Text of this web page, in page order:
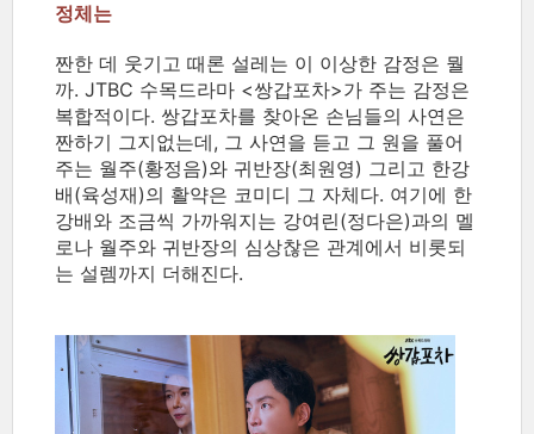
정체는
짠한 데 웃기고 때론 설레는 이 이상한 감정은 뭘
까. JTBC 수목드라마 <쌍갑포차>가 주는 감정은
복합적이다. 쌍갑포차를 찾아온 손님들의 사연은
짠하기 그지없는데, 그 사연을 듣고 그 원을 풀어
주는 월주(황정음)와 귀반장(최원영) 그리고 한강
배(육성재)의 활약은 코미디 그 자체다. 여기에 한
강배와 조금씩 가까워지는 강여린(정다은)과의 멜
로나 월주와 귀반장의 심상찮은 관계에서 비롯되
는 설렘까지 더해진다.